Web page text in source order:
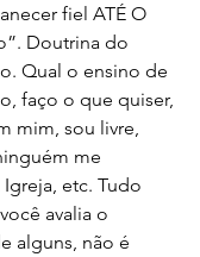
fiel ATÉ O
Doutrina do
Qual o ensino de
faço o que quiser,
mim, sou livre,
me
etc. Tudo
avalia o
alguns, não é